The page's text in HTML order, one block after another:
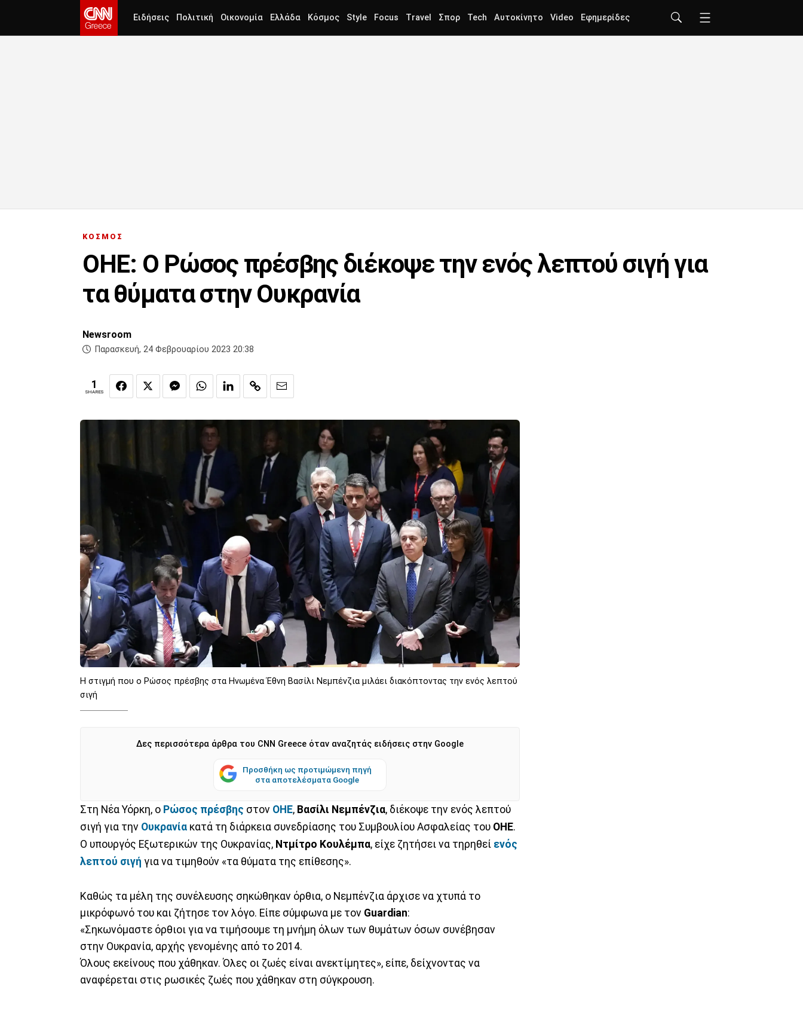
Ειδήσεις Πολιτική Οικονομία Ελλάδα Κόσμος Style Focus Travel Σπορ Tech Αυτοκίνητο Video Εφημερίδες
ΚΟΣΜΟΣ
ΟΗΕ: Ο Ρώσος πρέσβης διέκοψε την ενός λεπτού σιγή για
τα θύματα στην Ουκρανία
Newsroom
Παρασκευή, 24 Φεβρουαρίου 2023 20:38
1
SHARES
Η στιγμή που ο Ρώσος πρέσβης στα Ηνωμένα Έθνη Βασίλι Νεμπένζια μιλάει διακόπτοντας την ενός λεπτού
σιγή
Δες περισσότερα άρθρα του CNN Greece όταν αναζητάς ειδήσεις στην Google
Προσθήκη ως προτιμώμενη πηγή
στα αποτελέσματα Google
Στη Νέα Υόρκη, ο Ρώσος πρέσβης στον ΟΗΕ, Βασίλι Νεμπένζια, διέκοψε την ενός λεπτού
σιγή για την Ουκρανία κατά τη διάρκεια συνεδρίασης του Συμβουλίου Ασφαλείας του ΟΗΕ.
Ο υπουργός Εξωτερικών της Ουκρανίας, Ντμίτρο Κουλέμπα, είχε ζητήσει να τηρηθεί ενός
λεπτού σιγή για να τιμηθούν «τα θύματα της επίθεσης».
Καθώς τα μέλη της συνέλευσης σηκώθηκαν όρθια, ο Νεμπένζια άρχισε να χτυπά το
μικρόφωνό του και ζήτησε τον λόγο. Είπε σύμφωνα με τον Guardian:
«Σηκωνόμαστε όρθιοι για να τιμήσουμε τη μνήμη όλων των θυμάτων όσων συνέβησαν
στην Ουκρανία, αρχής γενομένης από το 2014.
Όλους εκείνους που χάθηκαν. Όλες οι ζωές είναι ανεκτίμητες», είπε, δείχνοντας να
αναφέρεται στις ρωσικές ζωές που χάθηκαν στη σύγκρουση.